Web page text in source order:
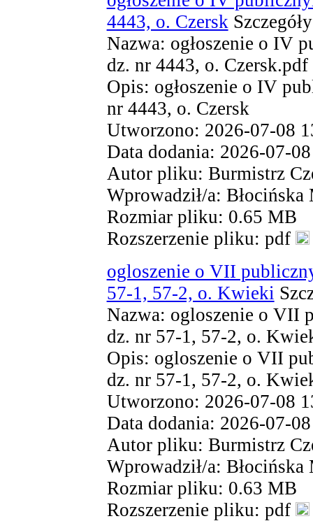
4443, o. Czersk
Nazwa: ogłoszenie o IV
dz. nr 4443, o. Czersk.pdf
Opis: ogłoszenie o IV
nr 4443, o. Czersk
Utworzono: 2026-07-08
Data dodania: 2026-07-
Autor pliku: Burmistrz
Wprowadził/a: Błocińska
Rozmiar pliku: 0.65 MB
Rozszerzenie pliku: pdf
ogloszenie o VII
57-1, 57-2, o. Kwieki
Nazwa: ogloszenie o VII
dz. nr 57-1, 57-2, o.
Opis: ogloszenie o VII
dz. nr 57-1, 57-2, o.
Utworzono: 2026-07-08
Data dodania: 2026-07-
Autor pliku: Burmistrz
Wprowadził/a: Błocińska
Rozmiar pliku: 0.63 MB
Rozszerzenie pliku: pdf